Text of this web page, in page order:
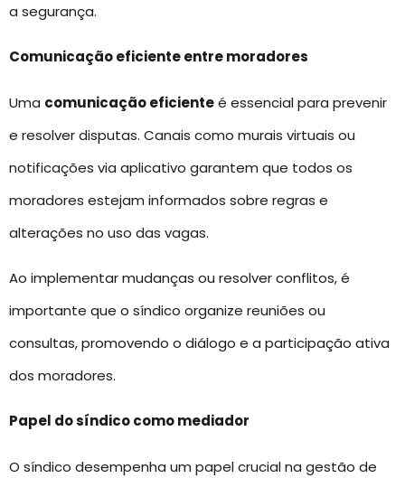
a segurança.
Comunicação eficiente entre moradores
Uma comunicação eficienteé essencial para prevenir
e resolver disputas. Canais como murais virtuais ou
notificações via aplicativo garantem que todos os
moradores estejam informados sobre regras e
alterações no uso das vagas.
Ao implementar mudanças ou resolver conflitos, é
importante que o síndico organize reuniões ou
consultas, promovendo o diálogo e a participação ativa
dos moradores.
Papel do síndico como mediador
O síndico desempenha um papel crucial na gestão de